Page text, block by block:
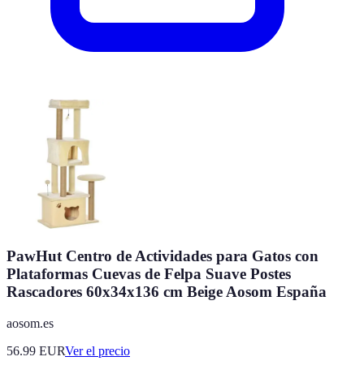
PawHut Centro de Actividades para Gatos con
Plataformas Cuevas de Felpa Suave Postes
Rascadores 60x34x136 cm Beige Aosom España
aosom.es
56.99 EURVer el precio